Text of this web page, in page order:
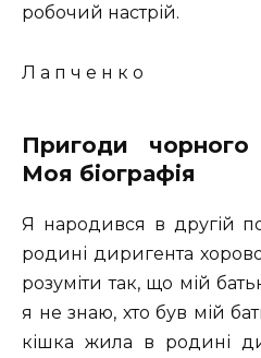
робочий настрій.
Л а п ч е н к о
Пригоди
Моя біографія
Я народився в другій
родині диригента
розуміти так, що мій
я не знаю, хто був мій
кішка жила в родині